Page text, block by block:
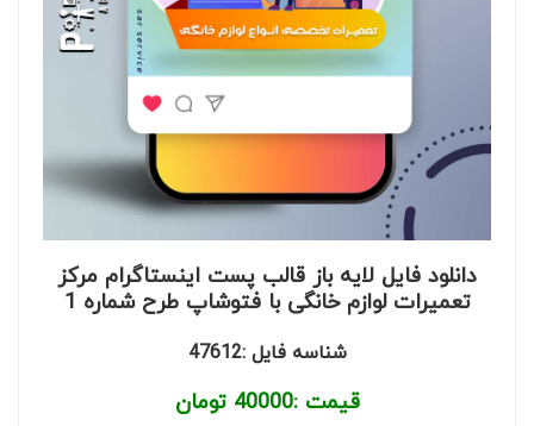
دانلود فایل لایه باز قالب پست اینستاگرام مرکز
تعمیرات لوازم خانگی با فتوشاپ طرح شماره 1
شناسه فایل :47612
قیمت :40000 تومان